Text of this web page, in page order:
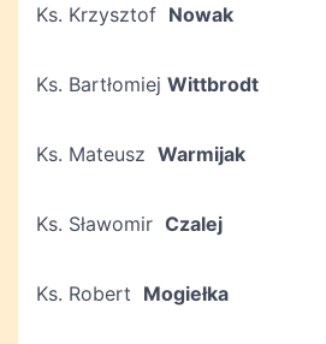
Ks. Krzysztof Nowak
Ks. Bartłomiej Wittbrodt
Ks. Mateusz Warmijak
Ks. Sławomir Czalej
Ks. Robert Mogiełka